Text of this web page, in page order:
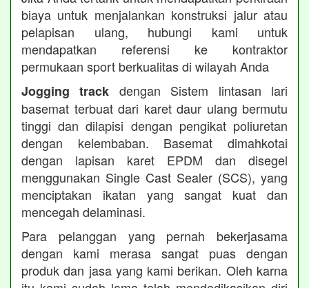
biaya untuk menjalankan konstruksi jalur atau
pelapisan ulang, hubungi kami untuk
mendapatkan referensi ke kontraktor
permukaan sport berkualitas di wilayah Anda
Jogging track dengan Sistem lintasan lari
basemat terbuat dari karet daur ulang bermutu
tinggi dan dilapisi dengan pengikat poliuretan
dengan kelembaban. Basemat dimahkotai
dengan lapisan karet EPDM dan disegel
menggunakan Single Cast Sealer (SCS), yang
menciptakan ikatan yang sangat kuat dan
mencegah delaminasi.
Para pelanggan yang pernah bekerjasama
dengan kami merasa sangat puas dengan
produk dan jasa yang kami berikan. Oleh karna